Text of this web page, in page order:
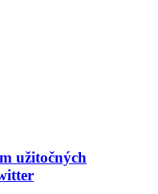
užitočných